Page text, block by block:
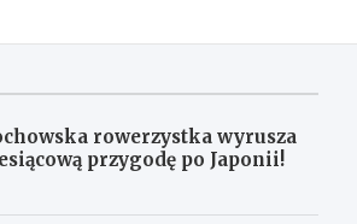
rowerzystka wyrusza
przygodę po Japonii!